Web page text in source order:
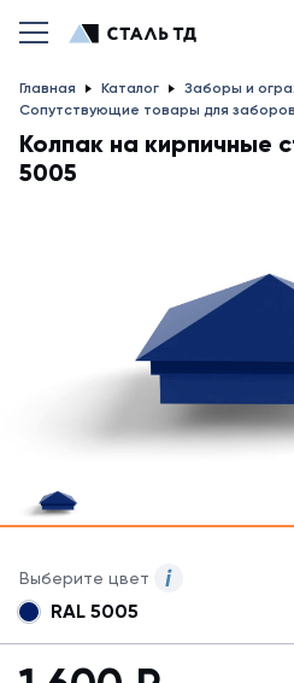
Главная Каталог
Заборы и
Сопутствующие товары для заборов
Колпак на кирпичные
5005
Выберите цвет
данного
товара
RAL 5005